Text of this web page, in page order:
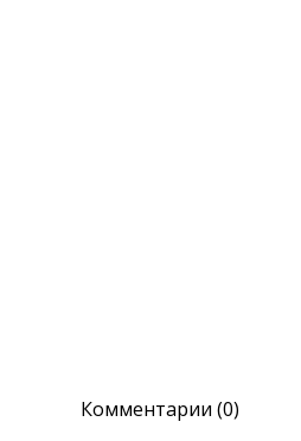
Комментарии (0)